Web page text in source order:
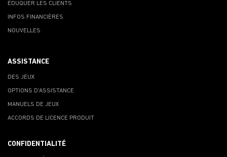
ÉDUQUER LES CLIENTS
INFOS FINANCIÈRES
NOUVELLES
ASSISTANCE
DES JEUX
OPTIONS D'ASSISTANCE
MANUELS DE JEUX
ACCORDS DE LICENCE PRODUIT
CONFIDENTIALITÉ